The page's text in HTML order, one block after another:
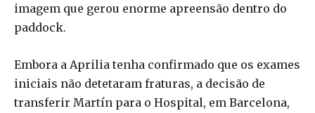
imagem que gerou enorme apreensão dentro do
paddock.
Embora a Aprilia tenha confirmado que os exames
iniciais não detetaram fraturas, a decisão de
transferir Martín para o Hospital, em Barcelona,